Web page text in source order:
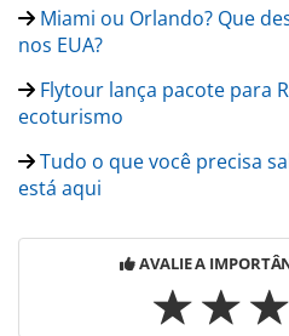
Miami ou Orlando? Que
nos EUA?
Flytour lança pacote para
ecoturismo
Tudo o que você precisa
está aqui
AVALIE A